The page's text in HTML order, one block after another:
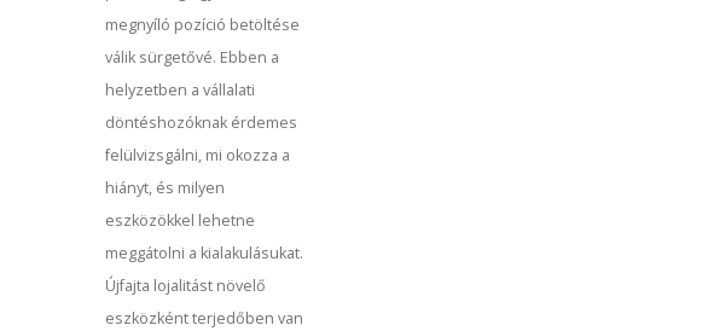
megnyíló pozíció betöltése
válik sürgetővé. Ebben a
helyzetben a vállalati
döntéshozóknak érdemes
felülvizsgálni, mi okozza a
hiányt, és milyen
eszközökkel lehetne
meggátolni a kialakulásukat.
Újfajta lojalitást növelő
eszközként terjedőben van